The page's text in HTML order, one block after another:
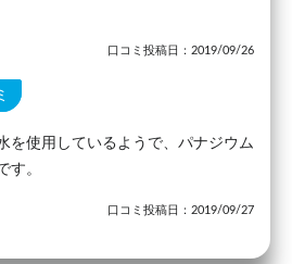
口コミ投稿日：2019/09/26
を使用しているようで、パナジウム
す。
口コミ投稿日：2019/09/27